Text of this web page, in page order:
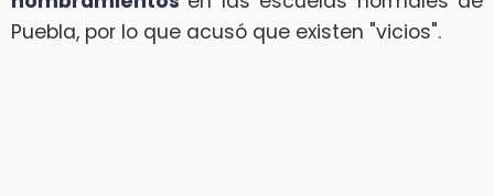
Puebla, por lo que acusó que existen "vicios".